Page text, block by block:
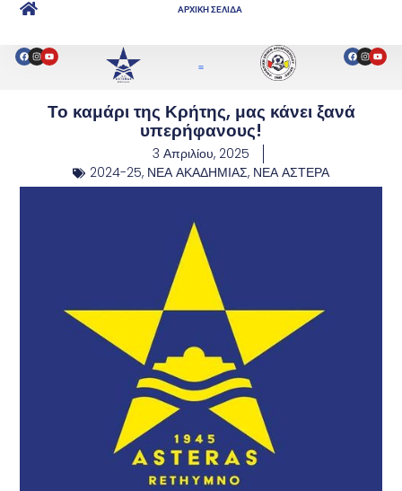
ΑΡΧΙΚΗ ΣΕΛΙΔΑ
Το καμάρι της Κρήτης, μας κάνει ξανά
υπερήφανους!
3 Απριλίου, 2025
2024-25, ΝΕΑ ΑΚΑΔΗΜΙΑΣ, ΝΕΑ ΑΣΤΕΡΑ